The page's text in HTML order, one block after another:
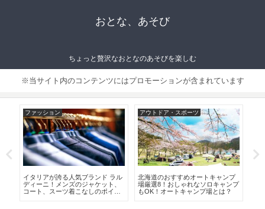
おとな、あそび
ちょっと贅沢なおとなのあそびを楽しむ
※当サイト内のコンテンツにはプロモーションが含まれています
アウトドア・スポーツ
甲子園球場で野球観戦！大人のデ
ートにぴったりな楽しみ方は！チ
ケットの取り方、グルメやホテル
グルメ
男がはまるシングルモルト・ウイ
スキーの魅力！おすすめ8銘柄はコ
レ！